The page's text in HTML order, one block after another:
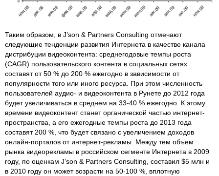
Таким образом, в J’son & Partners Consulting отмечают
следующие тенденции развития Интернета в качестве канала
дистрибуции видеоконтента: среднегодовые темпы роста
(CAGR) пользовательского контента в социальных сетях
составят от 50 % до 200 % ежегодно в зависимости от
популярности того или иного ресурса. При этом численность
пользователей аудио- и видеоконтента в Рунете до 2012 года
будет увеличиваться в среднем на 33-40 % ежегодно. К этому
времени видеоконтент станет органической частью интернет-
пространства, а его ежегодные темпы роста до 2013 года
составят 200 %, что будет связано с увеличением доходов
онлайн-порталов от интернет-рекламы. Между тем объем
рынка видеорекламы в российском сегменте Интернета в 2009
году, по оценкам J’son & Partners Consulting, составил $5 млн и
в 2010 году он может возрасти на 50-100 %, вплотную